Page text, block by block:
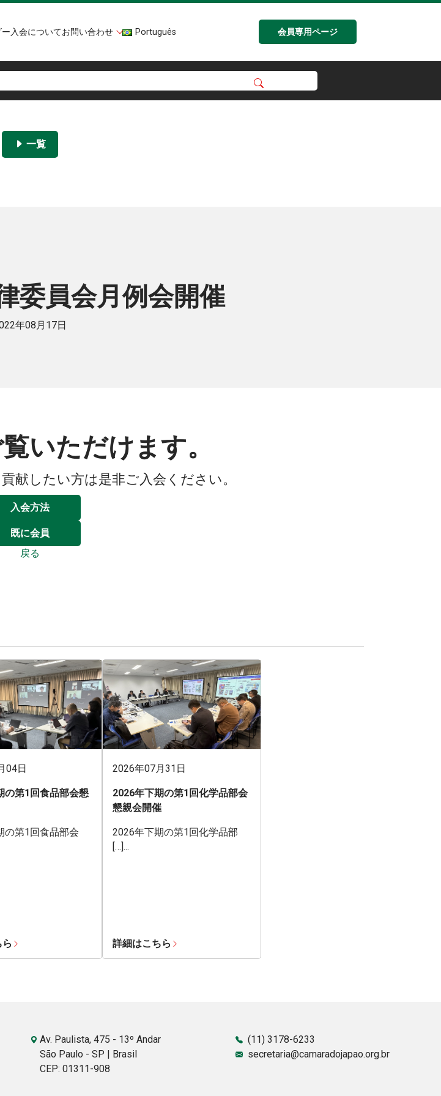
入会についてお問い合わせ Português 会員専用ページ
一覧
委員会月例会開催
年08月17日
いただけます。
献したい方は是非ご入会ください。
入会方法
既に会員
戻る
04日
の第1回食品部会懇
の第1回食品部会
2026年07月31日
2026年下期の第1回化学品部会
懇親会開催
2026年下期の第1回化学品部
[…]...
詳細はこちら
Av. Paulista, 475 - 13º Andar
São Paulo - SP | Brasil
CEP: 01311-908
(11) 3178-6233
secretaria@camaradojapao.org.br